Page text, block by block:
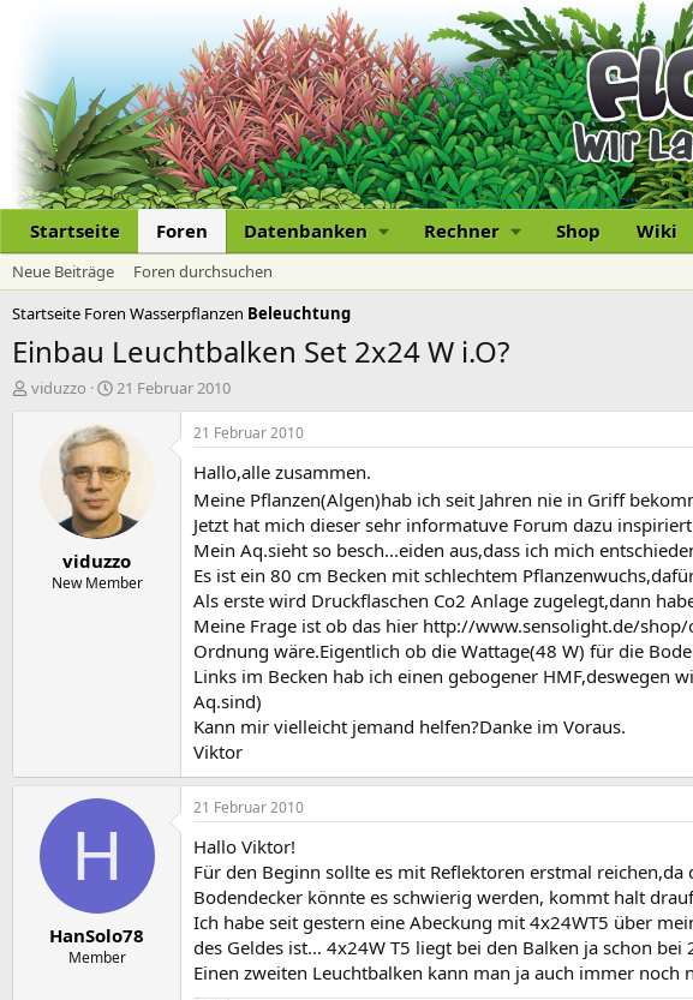
Startseite Foren Datenbanken Rechner Shop Wiki
Neue Beiträge
Foren durchsuchen
Startseite Foren Wasserpflanzen Beleuchtung
Einbau Leuchtbalken Set 2x24 W i.O?
E
viduzzo
E
s
t
e
l
l
t
a
m
21 Februar 2010
viduzzo
New Member
21 Februar 2010
Hallo,alle zusammen.
Meine Pflanzen(Algen)hab ich seit Jahren nie in Griff
Jetzt hat mich dieser sehr informatuve Forum dazu
Mein Aq.sieht so besch...eiden aus,dass ich mich
Es ist ein 80 cm Becken mit schlechtem
Als erste wird Druckflaschen Co2 Anlage zugelegt,dann
Meine Frage ist ob das hier http://www.sensolight.de/
Ordnung wäre.Eigentlich ob die Wattage(48 W) für die
Links im Becken hab ich einen gebogener HMF,deswegen
Aq.sind)
Kann mir vielleicht jemand helfen?Danke im Voraus.
Viktor
H
HanSolo78
Member
21 Februar 2010
Hallo Viktor!
Für den Beginn sollte es mit Reflektoren erstmal
Bodendecker könnte es schwierig werden, kommt halt
Ich habe seit gestern eine Abeckung mit 4x24WT5 über
des Geldes ist... 4x24W T5 liegt bei den Balken ja schon bei
Einen zweiten Leuchtbalken kann man ja auch immer noch